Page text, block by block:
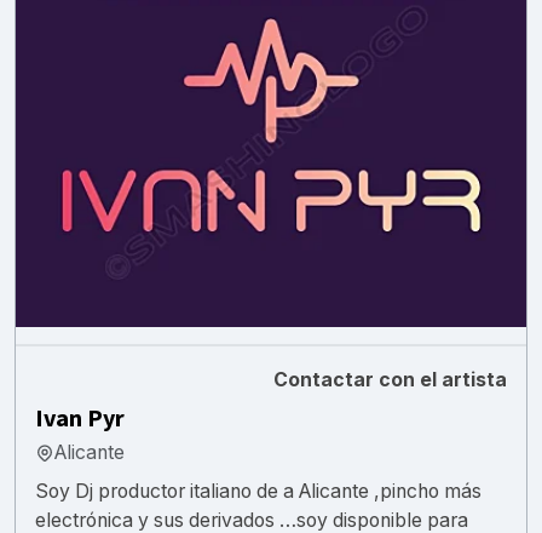
Contactar con el artista
Ivan Pyr
Alicante
Soy Dj productor italiano de a Alicante ,pincho más
electrónica y sus derivados …soy disponible para